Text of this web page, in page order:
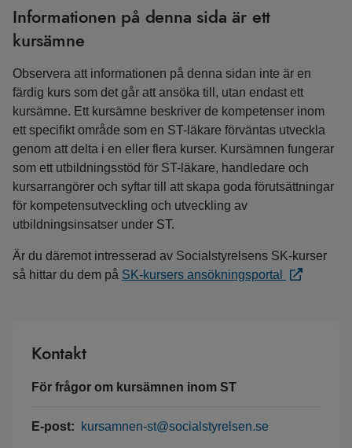
Informationen på denna sida är ett
kursämne
Observera att informationen på denna sidan inte är en
färdig kurs som det går att ansöka till, utan endast ett
kursämne. Ett kursämne beskriver de kompetenser inom
ett specifikt område som en ST-läkare förväntas utveckla
genom att delta i en eller flera kurser. Kursämnen fungerar
som ett utbildningsstöd för ST-läkare, handledare och
kursarrangörer och syftar till att skapa goda förutsättningar
för kompetensutveckling och utveckling av
utbildningsinsatser under ST.
Är du däremot intresserad av Socialstyrelsens SK-kurser
så hittar du dem på SK-kursers ansökningsportal
Kontakt
För frågor om kursämnen inom ST
E-post: kursamnen-st@socialstyrelsen.se